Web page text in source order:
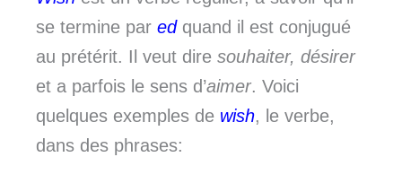
se termine par edquand il est conjugué
au prétérit. Il veut dire souhaiter, désirer
et a parfois le sens d’aimer. Voici
quelques exemples de wish, le verbe,
dans des phrases: